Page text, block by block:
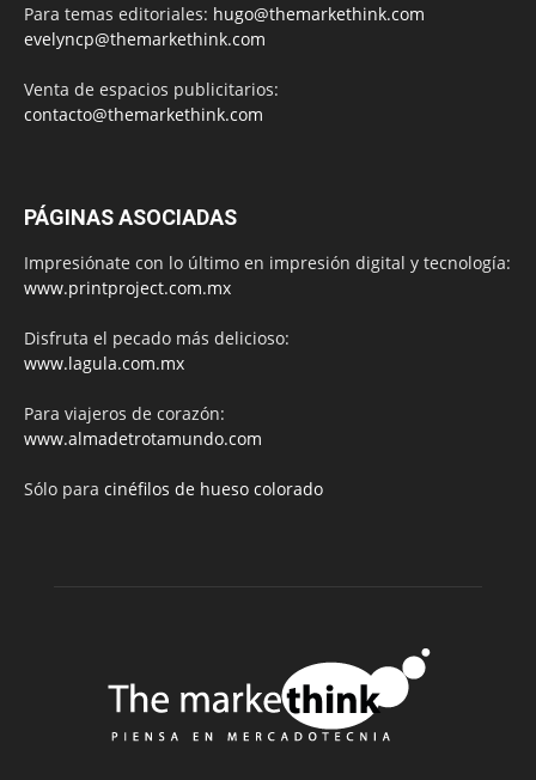
Para temas editoriales: hugo@themarkethink.com
evelyncp@themarkethink.com
Venta de espacios publicitarios:
contacto@themarkethink.com
PÁGINAS ASOCIADAS
Impresiónate con lo último en impresión digital y tecnología:
www.printproject.com.mx
Disfruta el pecado más delicioso:
www.lagula.com.mx
Para viajeros de corazón:
www.almadetrotamundo.com
Sólo para cinéfilos de hueso colorado